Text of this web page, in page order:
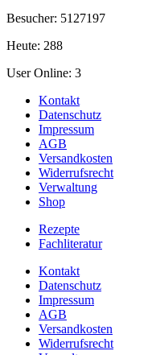
Besucher: 5127197
Heute: 288
User Online: 3
Kontakt
Datenschutz
Impressum
AGB
Versandkosten
Widerrufsrecht
Verwaltung
Shop
Rezepte
Fachliteratur
Kontakt
Datenschutz
Impressum
AGB
Versandkosten
Widerrufsrecht